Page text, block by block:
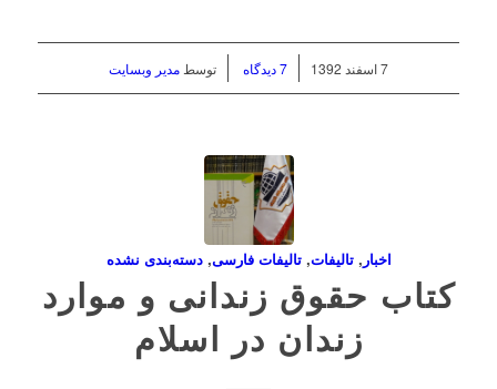
7 اسفند 1392 / 7 دیدگاه توسط مدیر وبسایت
اخبار ,تاليفات,تاليفات فارسی,دسته‌بندی نشده
کتاب حقوق زندانی و موارد
زندان در اسلام